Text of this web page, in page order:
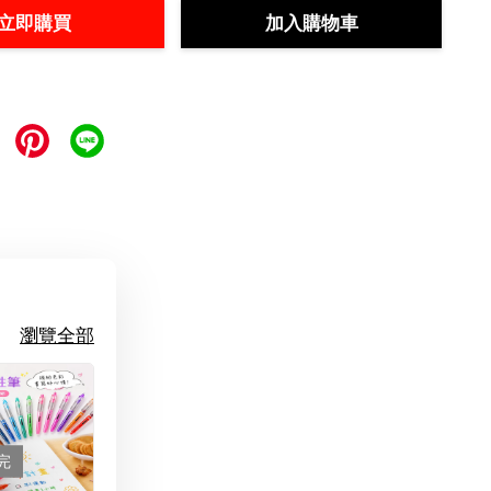
即購買 加入購物車
瀏覽全部